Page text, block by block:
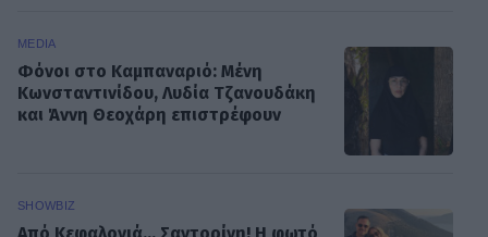
MEDIA
Φόνοι στο Καμπαναριό: Μένη
Κωνσταντινίδου, Λυδία Τζανουδάκη
και Άννη Θεοχάρη επιστρέφουν
SHOWBIZ